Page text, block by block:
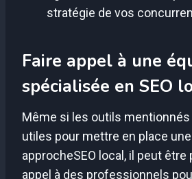
stratégie de vos
Faire appel à une
spécialisée en SEO
Même si les outils
utiles pour mettre en place
approcheSEO local, il peut
appel à des professionnels